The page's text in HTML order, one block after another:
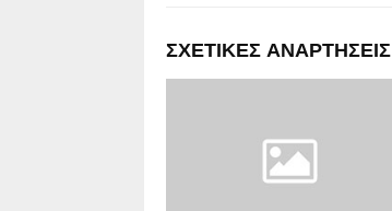
ΣΧΕΤΙΚΈΣ ΑΝΑΡΤΉΣΕΙΣ